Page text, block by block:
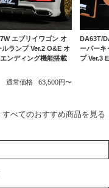
エブリイワゴン オ
ランプ Ver.2 O&E オ
ンディング機能搭載
通常価格
63,500円〜
DA63T/
ーパーキ
プ Ver.3
すべてのおすすめ商品を見る